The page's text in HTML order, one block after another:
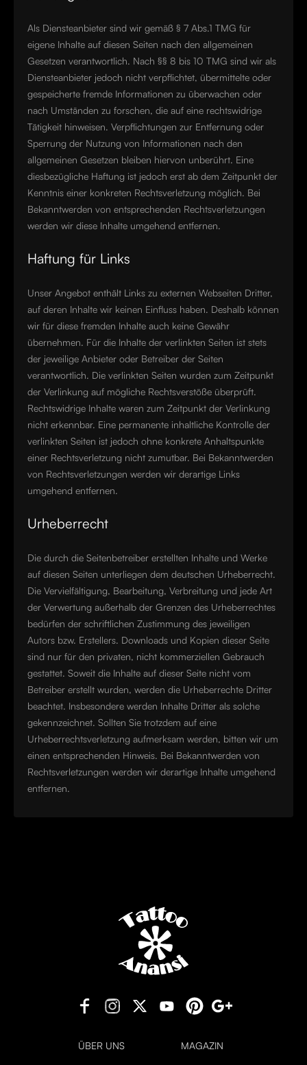
Als Diensteanbieter sind wir gemäß § 7 Abs.1 TMG für
eigene Inhalte auf diesen Seiten nach den allgemeinen
Gesetzen verantwortlich. Nach §§ 8 bis 10 TMG sind wir als
Diensteanbieter jedoch nicht verpflichtet, übermittelte oder
gespeicherte fremde Informationen zu überwachen oder
nach Umständen zu forschen, die auf eine rechtswidrige
Tätigkeit hinweisen. Verpflichtungen zur Entfernung oder
Sperrung der Nutzung von Informationen nach den
allgemeinen Gesetzen bleiben hiervon unberührt. Eine
diesbezügliche Haftung ist jedoch erst ab dem Zeitpunkt der
Kenntnis einer konkreten Rechtsverletzung möglich. Bei
Bekanntwerden von entsprechenden Rechtsverletzungen
werden wir diese Inhalte umgehend entfernen.
Haftung für Links
Unser Angebot enthält Links zu externen Webseiten Dritter,
auf deren Inhalte wir keinen Einfluss haben. Deshalb können
wir für diese fremden Inhalte auch keine Gewähr
übernehmen. Für die Inhalte der verlinkten Seiten ist stets
der jeweilige Anbieter oder Betreiber der Seiten
verantwortlich. Die verlinkten Seiten wurden zum Zeitpunkt
der Verlinkung auf mögliche Rechtsverstöße überprüft.
Rechtswidrige Inhalte waren zum Zeitpunkt der Verlinkung
nicht erkennbar. Eine permanente inhaltliche Kontrolle der
verlinkten Seiten ist jedoch ohne konkrete Anhaltspunkte
einer Rechtsverletzung nicht zumutbar. Bei Bekanntwerden
von Rechtsverletzungen werden wir derartige Links
umgehend entfernen.
Urheberrecht
Die durch die Seitenbetreiber erstellten Inhalte und Werke
auf diesen Seiten unterliegen dem deutschen Urheberrecht.
Die Vervielfältigung, Bearbeitung, Verbreitung und jede Art
der Verwertung außerhalb der Grenzen des Urheberrechtes
bedürfen der schriftlichen Zustimmung des jeweiligen
Autors bzw. Erstellers. Downloads und Kopien dieser Seite
sind nur für den privaten, nicht kommerziellen Gebrauch
gestattet. Soweit die Inhalte auf dieser Seite nicht vom
Betreiber erstellt wurden, werden die Urheberrechte Dritter
beachtet. Insbesondere werden Inhalte Dritter als solche
gekennzeichnet. Sollten Sie trotzdem auf eine
Urheberrechtsverletzung aufmerksam werden, bitten wir um
einen entsprechenden Hinweis. Bei Bekanntwerden von
Rechtsverletzungen werden wir derartige Inhalte umgehend
entfernen.
ÜBER UNS MAGAZIN